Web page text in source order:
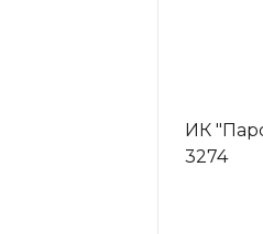
ИК
3274